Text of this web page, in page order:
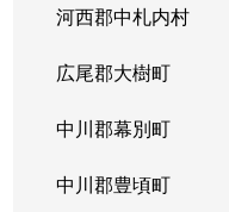
河西郡中札内村
広尾郡大樹町
中川郡幕別町
中川郡豊頃町